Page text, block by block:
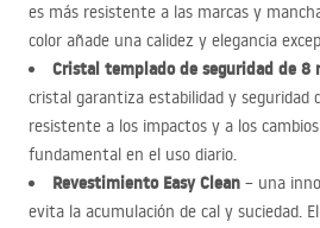
es más resistente a las marcas y
color añade una calidez y elegancia
Cristal templado de seguridad de 8
cristal garantiza estabilidad y seguridad
resistente a los impactos y a los
fundamental en el uso diario.
Revestimiento Easy Clean – una
evita la acumulación de cal y suciedad.